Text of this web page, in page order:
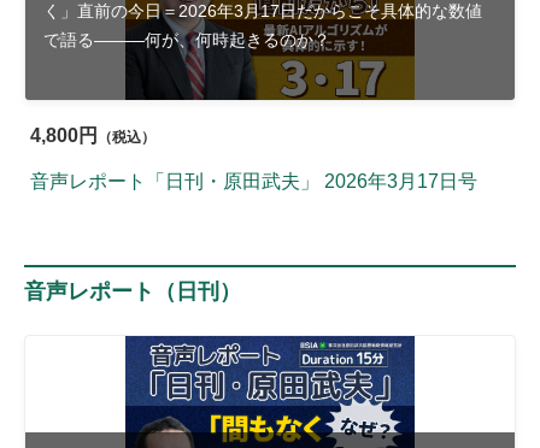
く」直前の今日＝2026年3月17日だからこそ具体的な数値
で語る―――何が、何時起きるのか？
4,800円 （税込）
音声レポート「日刊・原田武夫」 2026年3月17日号
音声レポート（日刊）